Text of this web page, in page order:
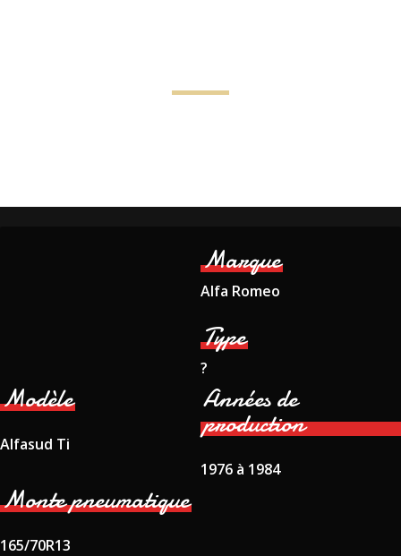
Marque
Alfa Romeo
Type
?
Modèle
Alfasud Ti
Années de
production
1976 à 1984
Monte pneumatique
165/70R13